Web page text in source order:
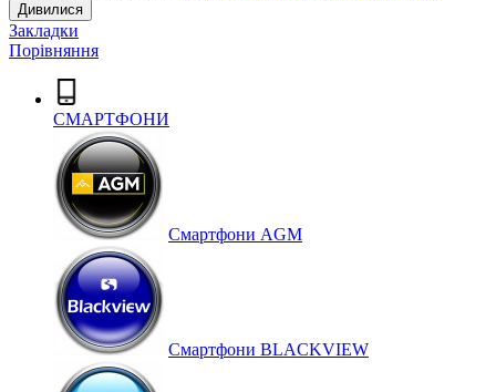
Дивилися
Закладки
Порівняння
СМАРТФОНИ
Cмартфони AGM
Смартфони BLACKVIEW